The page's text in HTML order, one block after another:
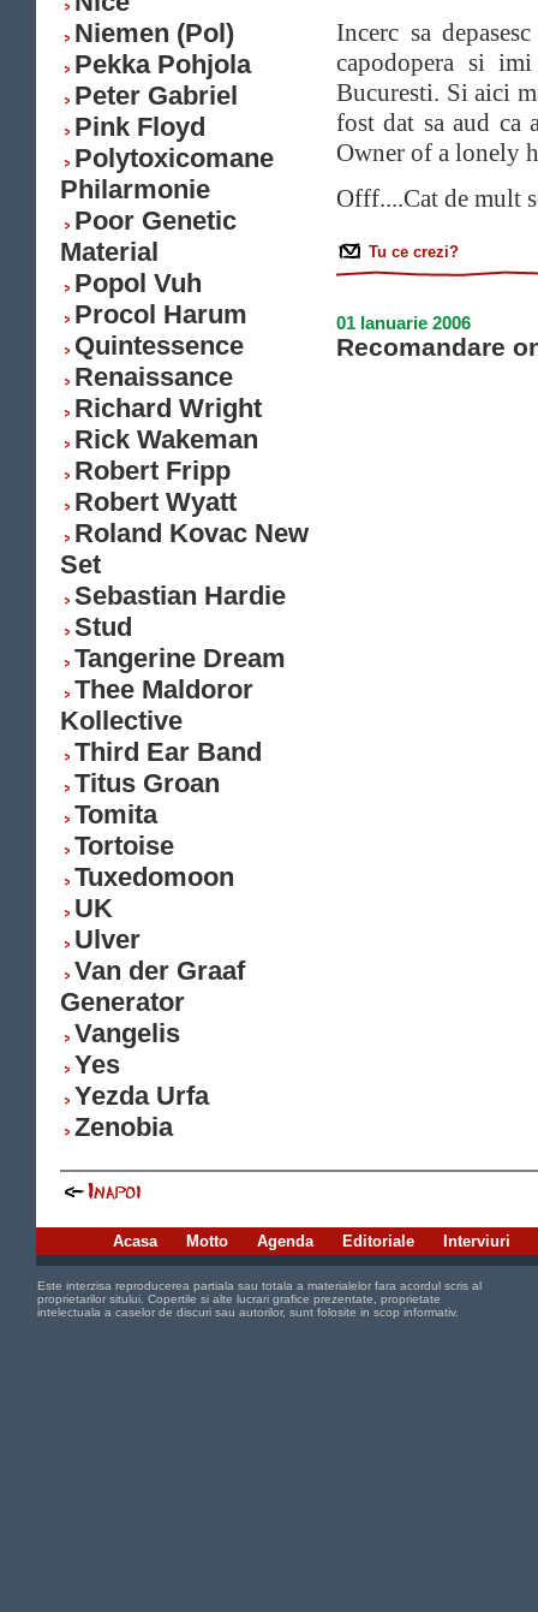
Niemen (Pol)
Pekka Pohjola
Peter Gabriel
Pink Floyd
Polytoxicomane
Philarmonie
Poor Genetic
Material
Popol Vuh
Procol Harum
Quintessence
Renaissance
Richard Wright
Rick Wakeman
Robert Fripp
Robert Wyatt
Roland Kovac New
Set
Sebastian Hardie
Stud
Tangerine Dream
Thee Maldoror
Kollective
Third Ear Band
Titus Groan
Tomita
Tortoise
Tuxedomoon
UK
Ulver
Van der Graaf
Generator
Vangelis
Yes
Yezda Urfa
Zenobia
Incerc sa
capodopera si
Bucuresti. Si aici
fost dat sa aud ca
Owner of a lonely
Offf....Cat de mult
Tu ce crezi?
01 Ianuarie 2006
Recomandare
Acasa Motto Agenda Editoriale Interviuri
Este interzisa reproducerea partiala sau totala a materialelor fara acordul scris al
proprietarilor sitului. Copertile si alte lucrari grafice prezentate, proprietate
intelectuala a caselor de discuri sau autorilor, sunt folosite in scop informativ.